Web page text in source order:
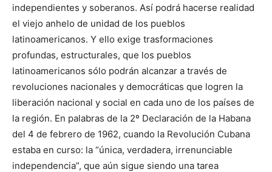
independientes y soberanos. Así podrá hacerse realidad
el viejo anhelo de unidad de los pueblos
latinoamericanos. Y ello exige trasformaciones
profundas, estructurales, que los pueblos
latinoamericanos sólo podrán alcanzar a través de
revoluciones nacionales y democráticas que logren la
liberación nacional y social en cada uno de los países de
la región. En palabras de la 2º Declaración de la Habana
del 4 de febrero de 1962, cuando la Revolución Cubana
estaba en curso: la “única, verdadera, irrenunciable
independencia”, que aún sigue siendo una tarea